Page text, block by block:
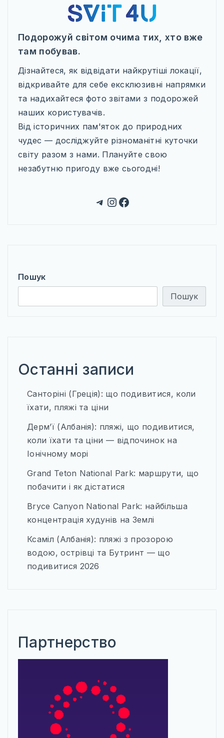
Подорожуй світом очима тих, хто вже
там побував.
Дізнайтеся, як відвідати найкрутіші локації,
відкривайте для себе ексклюзивні напрямки
та надихайтеся фото звітами з подорожей
наших користувачів.
Від історичних пам'яток до природних
чудес — досліджуйте різноманітні куточки
світу разом з нами. Плануйте свою
незабутню пригоду вже сьогодні!
Telegram
Instagram
Facebook
Пошук
Пошук
Останні записи
Санторіні (Греція): що подивитися, коли
їхати, пляжі та ціни
Дерм’ї (Албанія): пляжі, що подивитися,
коли їхати та ціни — відпочинок на
Іонічному морі
Grand Teton National Park: маршрути, що
побачити і як дістатися
Bryce Canyon National Park: найбільша
концентрація худунів на Землі
Ксаміл (Албанія): пляжі з прозорою
водою, острівці та Бутринт — що
подивитися 2026
Партнерство